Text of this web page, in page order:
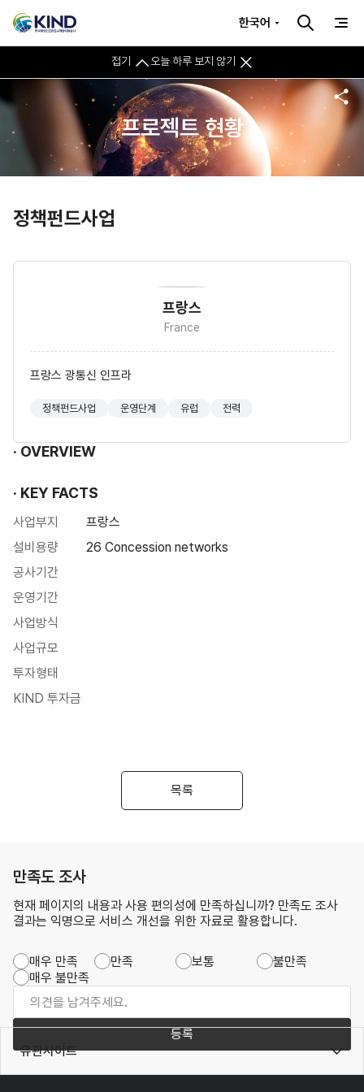
접기 오늘 하루 보지 않기
한국어
프로젝트 현황
정책펀드사업
프랑스
France
프랑스 광통신 인프라
정책펀드사업 운영단계 유럽 전력
OVERVIEW
KEY FACTS
사업부지
프랑스
설비용량
26 Concession networks
공사기간
운영기간
사업방식
사업규모
투자형태
KIND 투자금
목록
만족도 조사
현재 페이지의 내용과 사용 편의성에 만족하십니까? 만족도 조사
결과는 익명으로 서비스 개선을 위한 자료로 활용합니다.
매우 만족 만족 보통
불만족
매우 불만족
등록
유관사이트